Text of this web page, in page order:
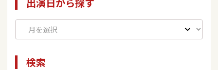
検索